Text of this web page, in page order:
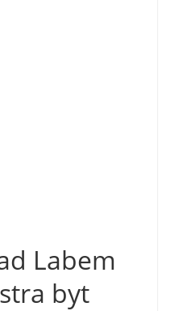
Labem
byt